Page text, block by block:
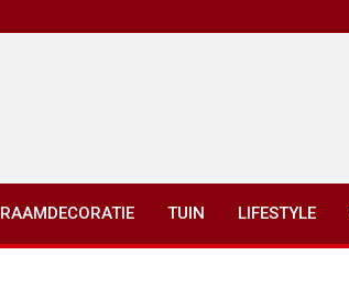
RAAMDECORATIE TUIN LIFESTYLE